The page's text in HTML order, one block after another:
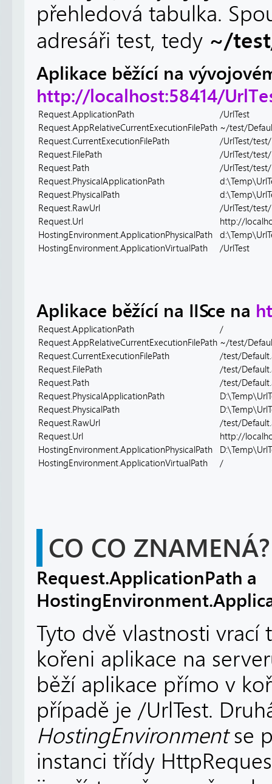
přehledová tabulka.
adresáři test, tedy ~/
Aplikace běžící na
http://localhost:58414/
Request.ApplicationPath
/UrlTest
Request.AppRelativeCurrentExecutionFilePath ~/test/
Request.CurrentExecutionFilePath
/UrlTest/
Request.FilePath
/UrlTest/
Request.Path
/UrlTest/
Request.PhysicalApplicationPath
Request.PhysicalPath
Request.RawUrl
/UrlTest/
Request.Url
http://
HostingEnvironment.ApplicationPhysicalPath
HostingEnvironment.ApplicationVirtualPath
/UrlTest
Aplikace běžící na IISce na
Request.ApplicationPath
/
Request.AppRelativeCurrentExecutionFilePath ~/test/
Request.CurrentExecutionFilePath
/test/
Request.FilePath
/test/
Request.Path
/test/
Request.PhysicalApplicationPath
Request.PhysicalPath
Request.RawUrl
/test/
Request.Url
http://
HostingEnvironment.ApplicationPhysicalPath
HostingEnvironment.ApplicationVirtualPath
/
CO CO ZNAMENÁ?
Request.ApplicationPath a
Tyto dvě vlastnosti vrací
kořeni aplikace na
běží aplikace přímo v
případě je /UrlTest.
HostingEnvironmentse
instanci třídy